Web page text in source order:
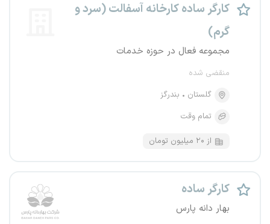
کارگر ساده کارخانه آسفالت (سرد و
گرم)
مجموعه فعال در حوزه خدمات
منقضی شده
گلستان
بندرگز
تمام وقت
از ۲۰ میلیون تومان
کارگر ساده
بهار دانه پارس